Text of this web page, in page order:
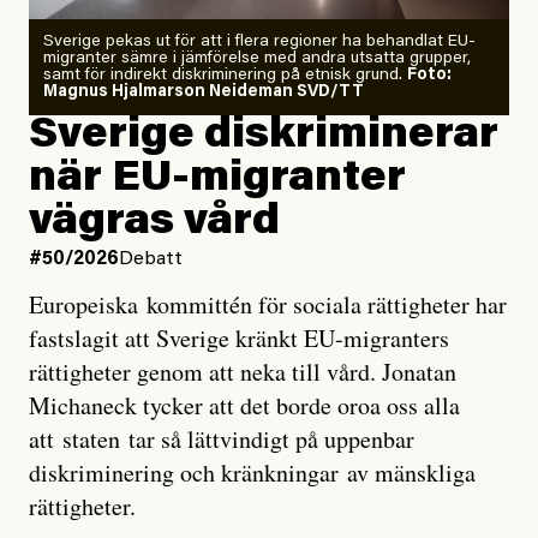
Zeke Hausfather är chockad igen efter att ha
analyserat hur de olika klimatmodellerna bedömer
läget för hur den begynnande El Niño-händelsen ska
utveckla sig. El Niño är ett återkommande
väderfenomen som uppstår när havsvattnet i delar av
Stilla havet blir ovanligt varmt. Det påverkar vädret
över stora delar av världen och under
forskare allt oftare varnat för att den här El Niñon
Det verkar vara en underdrift, menar nu Zeke
Hausfather.
”Det ser ut som att årets El Niño inte bara med stor
sannolikhet kommer att bli den starkaste sedan
tillförlitliga mätningar inleddes – den kan till och med
Sverige pekas ut för att i flera regioner ha behandlat EU-
migranter sämre i jämförelse med andra utsatta grupper,
samt för indirekt diskriminering på etnisk grund. Foto:
Magnus Hjalmarson Neideman SVD/TT
Sverige diskriminerar
när EU-migranter
vägras vård
#50/2026 Debatt
Europeiska kommittén för sociala rättigheter har
fastslagit att Sverige kränkt EU-migranters
rättigheter genom att neka till vård. Jonatan
Michaneck tycker att det borde oroa oss alla
att staten tar så lättvindigt på uppenbar
diskriminering och kränkningar av mänskliga
rättigheter.